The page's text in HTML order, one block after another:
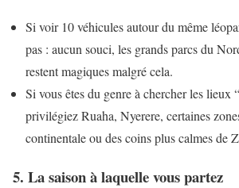
Si voir 10 véhicules autour du même
pas : aucun souci, les grands parcs du
restent magiques malgré cela.
Si vous êtes du genre à chercher les lieux
privilégiez Ruaha, Nyerere, certaines
continentale ou des coins plus calmes de
5. La saison à laquelle vous partez